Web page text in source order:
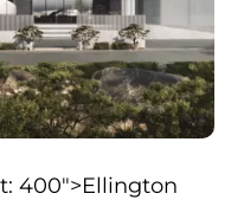
400">Ellington